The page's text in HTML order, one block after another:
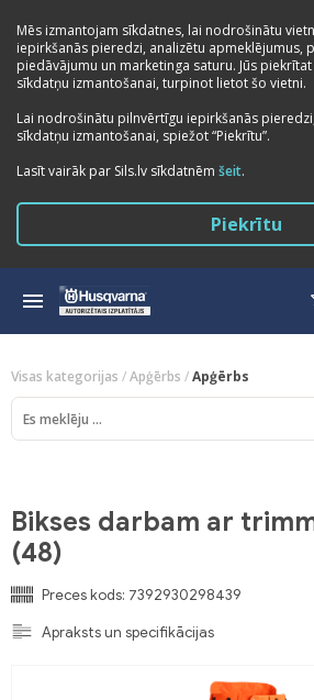
Mēs izmantojam sīkdatnes, lai nodrošinātu
iepirkšanās pieredzi, analizētu apmeklējumus,
piedāvājumu un marketinga saturu. Jūs
sīkdatņu izmantošanai, turpinot lietot šo vietni.
Lai nodrošinātu pilnvērtīgu iepirkšanās
sīkdatņu izmantošanai, spiežot “Piekrītu”.
Lasīt vairāk par Sils.lv sīkdatnēm šeit.
Piekrītu
Visas kategorijas /Apģērbs /Apģērbs
Bikses darbam ar
(48)
Preces kods: 7392930298439
Apraksts un specifikācijas